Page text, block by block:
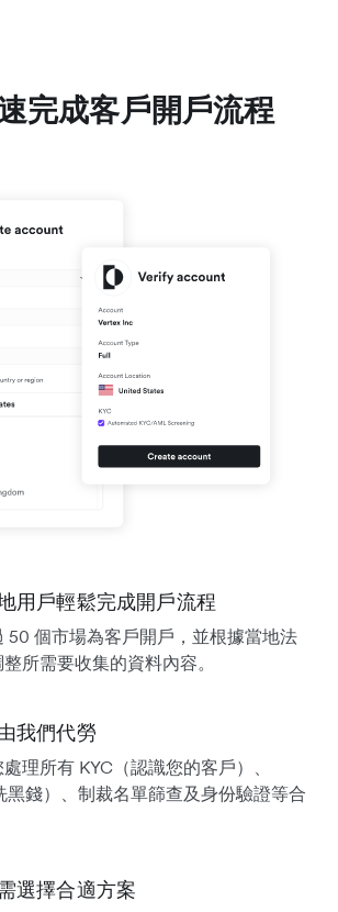
完成客戶開戶流程
用戶輕鬆完成開戶流程
50 個市場為客戶開戶，並根據當地法
所需要收集的資料內容。
我們代勞
理所有 KYC（認識您的客戶）、
黑錢）、制裁名單篩查及身份驗證等合
選擇合適方案